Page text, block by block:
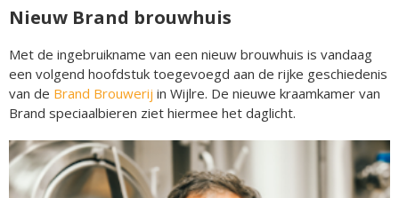
Nieuw Brand brouwhuis
Met de ingebruikname van een nieuw brouwhuis is vandaag
een volgend hoofdstuk toegevoegd aan de rijke geschiedenis
van de Brand Brouwerij in Wijlre. De nieuwe kraamkamer van
Brand speciaalbieren ziet hiermee het daglicht.